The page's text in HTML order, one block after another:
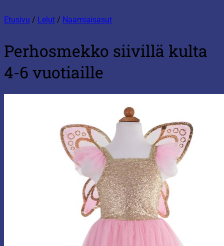
Etusivu / Lelut / Naamiaisasut
Perhosmekko siivillä kulta
4-6 vuotiaille